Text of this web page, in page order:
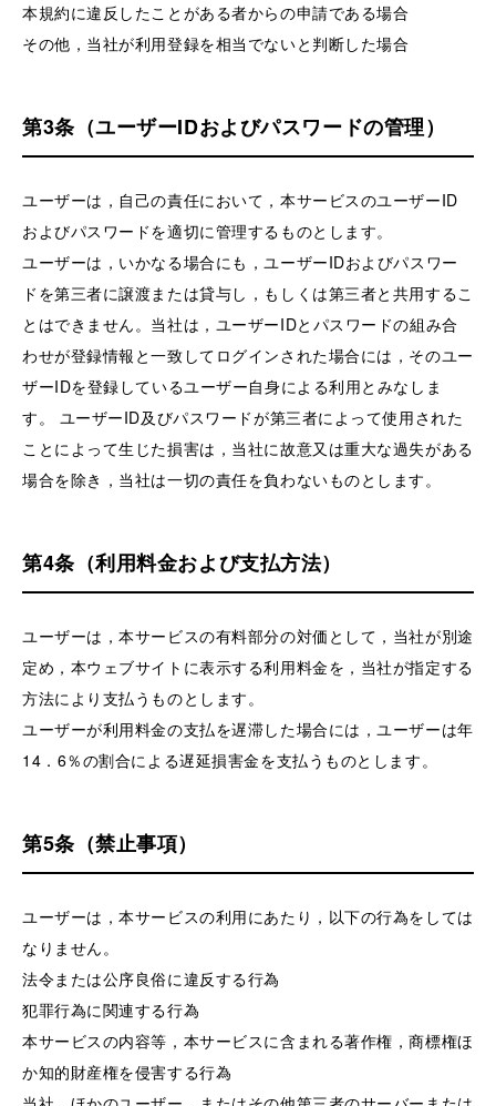
本規約に違反したことがある者からの申請である場合
その他，当社が利用登録を相当でないと判断した場合
第3条（ユーザーIDおよびパスワードの管理）
ユーザーは，自己の責任において，本サービスのユーザーID
およびパスワードを適切に管理するものとします。
ユーザーは，いかなる場合にも，ユーザーIDおよびパスワー
ドを第三者に譲渡または貸与し，もしくは第三者と共用するこ
とはできません。当社は，ユーザーIDとパスワードの組み合
わせが登録情報と一致してログインされた場合には，そのユー
ザーIDを登録しているユーザー自身による利用とみなしま
す。 ユーザーID及びパスワードが第三者によって使用された
ことによって生じた損害は，当社に故意又は重大な過失がある
場合を除き，当社は一切の責任を負わないものとします。
第4条（利用料金および支払方法）
ユーザーは，本サービスの有料部分の対価として，当社が別途
定め，本ウェブサイトに表示する利用料金を，当社が指定する
方法により支払うものとします。
ユーザーが利用料金の支払を遅滞した場合には，ユーザーは年
14．6％の割合による遅延損害金を支払うものとします。
第5条（禁止事項）
ユーザーは，本サービスの利用にあたり，以下の行為をしては
なりません。
法令または公序良俗に違反する行為
犯罪行為に関連する行為
本サービスの内容等，本サービスに含まれる著作権，商標権ほ
か知的財産権を侵害する行為